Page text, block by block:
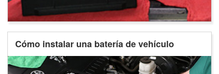
Cómo instalar una batería de vehículo